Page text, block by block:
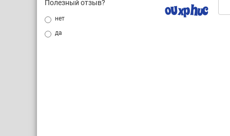
Полезный отзыв?
нет
да